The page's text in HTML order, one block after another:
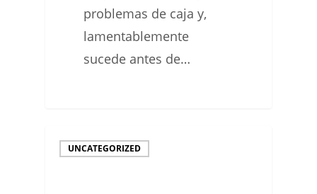
problemas de caja y,
lamentablemente
sucede antes de…
¿QUÉ
ESTÁ
UNCATEGORIZED